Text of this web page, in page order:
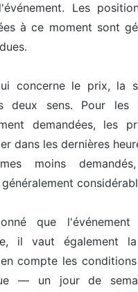
Les
à ce moment sont
concerne le prix, la
deux sens. Pour les
demandées, les
dans les dernières
moins
que
il vaut également
compte les
— un jour de